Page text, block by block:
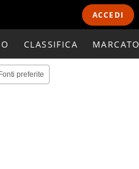
ACCEDI
CLASSIFICA
Fonti preferite